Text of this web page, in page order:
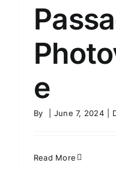
e
By June 7, 2024
Read More